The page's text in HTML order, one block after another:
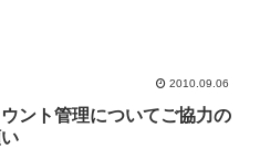
2010.09.06
ント管理についてご協力の